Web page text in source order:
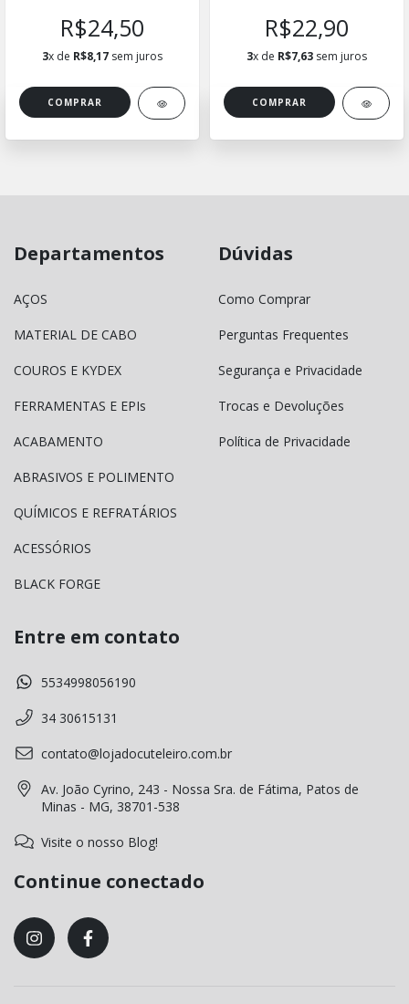
R$24,50
3x de R$8,17 sem juros
R$22,90
3x de R$7,63 sem juros
Departamentos
AÇOS
MATERIAL DE CABO
COUROS E KYDEX
FERRAMENTAS E EPIs
ACABAMENTO
ABRASIVOS E POLIMENTO
QUÍMICOS E REFRATÁRIOS
ACESSÓRIOS
BLACK FORGE
Dúvidas
Como Comprar
Perguntas Frequentes
Segurança e Privacidade
Trocas e Devoluções
Política de Privacidade
Entre em contato
5534998056190
34 30615131
contato@lojadocuteleiro.com.br
Av. João Cyrino, 243 - Nossa Sra. de Fátima, Patos de
Minas - MG, 38701-538
Visite o nosso Blog!
Continue conectado